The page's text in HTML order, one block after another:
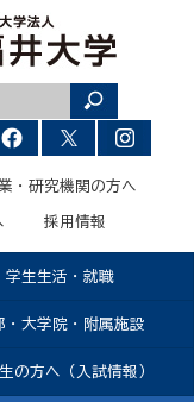
・研究機関の方へ
採用情報
学生生活・就職
・大学院・附属施設
の方へ（入試情報）